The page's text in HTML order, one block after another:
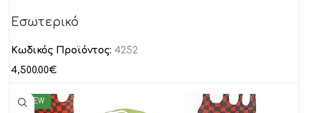
Εσωτερικό
Κωδικός Προϊόντος: 4252
4,500.00€
NEW